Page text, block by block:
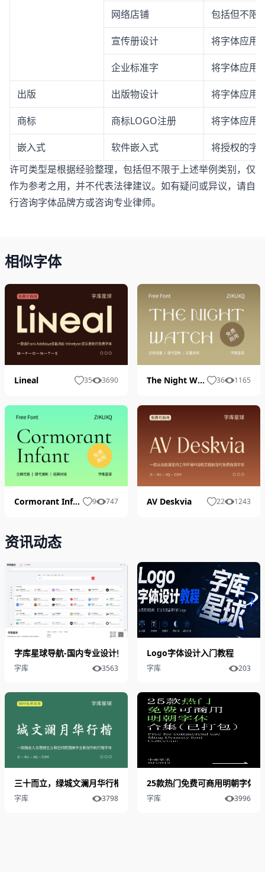
网络店铺 包括但不限
宣传册设计 将字体应用
企业标准字 将字体应用
出版 出版物设计 将字体应用
商标 商标LOGO注册 将字体应用
嵌入式 软件嵌入式
将授权的字
许可类型是根据经验整理，包括但不限于上述举例类别，仅
作为参考之用，并不代表法律建议。如有疑问或异议，请自
行咨询字体品牌方或咨询专业律师。
相似字体
Lineal 35 3690 The Night Watch36 1165
Cormorant Infant 9 747 AV Deskvia 22 1243
资讯动态
字库星球导航-国内专业设计师软件导航
字库 3563
Logo字体设计入门教程
字库 203
三十而立，绿城文澜月华行楷开放限时免费商用
字库 3798
25款热门免费可商用明朝字体
字库 3996